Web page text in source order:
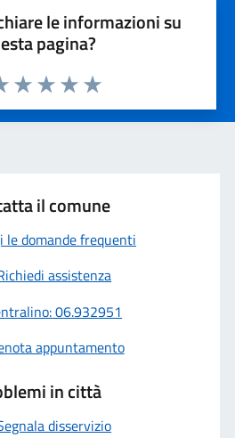
le informazioni su
pagina?
Valuta 5 stelle su 5
Valuta 4 stelle su 5
Valuta 3 stelle su 5
Valuta 2 stelle su 5
1 stelle su 5
il comune
le domande frequenti
assistenza
06.932951
appuntamento
in città
disservizio